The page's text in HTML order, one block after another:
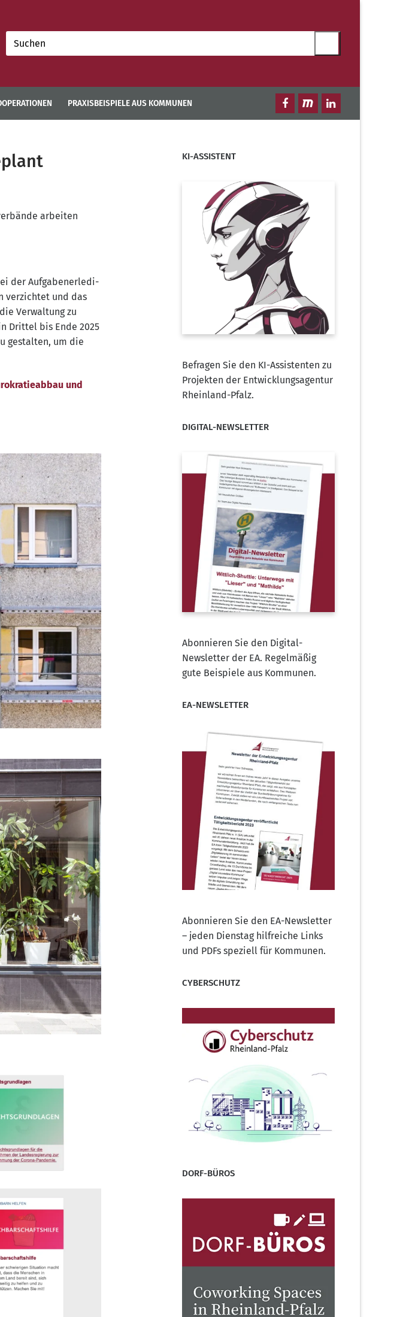
Suchen
nach:
PRAXISBEISPIELE AUS KOMMUNEN
arbei­ten
der Auf­ga­ben­er­le­di­
ver­zich­tet und das
Ver­wal­tung zu
Drit­tel bis Ende 2025
gestal­ten, um die
und
KI-ASSISTENT
Befragen Sie den KI-Assistenten zu
Projekten der Entwicklungsagentur
Rheinland-Pfalz.
DIGITAL-NEWSLETTER
Abonnieren Sie den Digital-
Newsletter der EA. Regelmäßig
gute Beispiele aus Kommunen.
EA-NEWSLETTER
Abonnieren Sie den EA-Newsletter
– jeden Dienstag hilfreiche Links
und PDFs speziell für Kommunen.
CYBERSCHUTZ
DORF-BÜROS